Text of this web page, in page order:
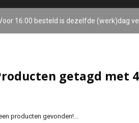
16:00 besteld is dezelfde (werk)dag
getagd met
producten gevonden!...